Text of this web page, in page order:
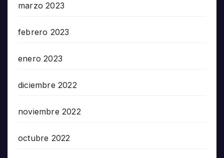
marzo 2023
febrero 2023
enero 2023
diciembre 2022
noviembre 2022
octubre 2022